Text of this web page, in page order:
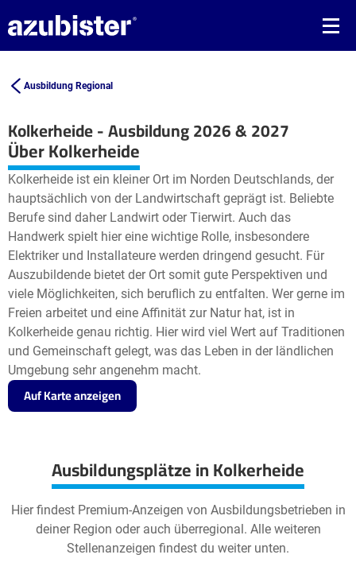
Ausbildung Regional
Kolkerheide - Ausbildung 2026 & 2027
+
−
Leaflet| ©OpenStreetMap2
Über Kolkerheide
Kolkerheide ist ein kleiner Ort im Norden Deutschlands, der
hauptsächlich von der Landwirtschaft geprägt ist. Beliebte
Berufe sind daher Landwirt oder Tierwirt. Auch das
Handwerk spielt hier eine wichtige Rolle, insbesondere
Elektriker und Installateure werden dringend gesucht. Für
Auszubildende bietet der Ort somit gute Perspektiven und
viele Möglichkeiten, sich beruflich zu entfalten. Wer gerne im
Freien arbeitet und eine Affinität zur Natur hat, ist in
Kolkerheide genau richtig. Hier wird viel Wert auf Traditionen
und Gemeinschaft gelegt, was das Leben in der ländlichen
Umgebung sehr angenehm macht.
Auf Karte anzeigen
Ausbildungsplätze in Kolkerheide
Hier findest Premium-Anzeigen von Ausbildungsbetrieben in
deiner Region oder auch überregional. Alle weiteren
Stellenanzeigen findest du weiter unten.